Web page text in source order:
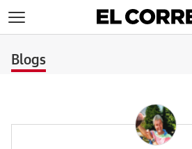
Blogs